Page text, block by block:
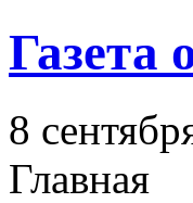
Газета
8
Главная